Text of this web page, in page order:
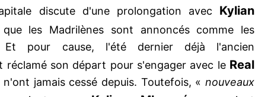
discute d'une prolongation avec Kylian
les Madrilènes sont annoncés comme les
Et pour cause, l'été dernier déjà l'ancien
réclamé son départ pour s'engager avec le Real
jamais cessé depuis. Toutefois, « nouveaux